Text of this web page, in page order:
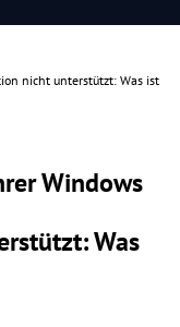
nicht unterstützt: Was ist
Windows
Was